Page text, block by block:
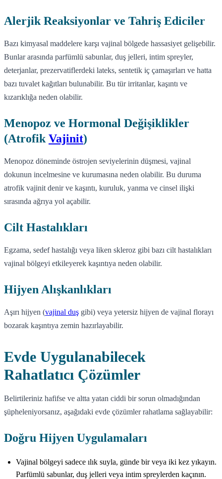
Alerjik Reaksiyonlar ve Tahriş Ediciler
Bazı kimyasal maddelere karşı vajinal bölgede hassasiyet gelişebilir.
Bunlar arasında parfümlü sabunlar, duş jelleri, intim spreyler,
deterjanlar, prezervatiflerdeki lateks, sentetik iç çamaşırları ve hatta
bazı tuvalet kağıtları bulunabilir. Bu tür irritanlar, kaşıntı ve
kızarıklığa neden olabilir.
Menopoz ve Hormonal Değişiklikler
(Atrofik Vajinit)
Menopoz döneminde östrojen seviyelerinin düşmesi, vajinal
dokunun incelmesine ve kurumasına neden olabilir. Bu duruma
atrofik vajinit denir ve kaşıntı, kuruluk, yanma ve cinsel ilişki
sırasında ağrıya yol açabilir.
Cilt Hastalıkları
Egzama, sedef hastalığı veya liken skleroz gibi bazı cilt hastalıkları
vajinal bölgeyi etkileyerek kaşıntıya neden olabilir.
Hijyen Alışkanlıkları
Aşırı hijyen (vajinal duş gibi) veya yetersiz hijyen de vajinal florayı
bozarak kaşıntıya zemin hazırlayabilir.
Evde Uygulanabilecek
Rahatlatıcı Çözümler
Belirtileriniz hafifse ve altta yatan ciddi bir sorun olmadığından
şüpheleniyorsanız, aşağıdaki evde çözümler rahatlama sağlayabilir:
Doğru Hijyen Uygulamaları
Vajinal bölgeyi sadece ılık suyla, günde bir veya iki kez yıkayın.
Parfümlü sabunlar, duş jelleri veya intim spreylerden kaçının.